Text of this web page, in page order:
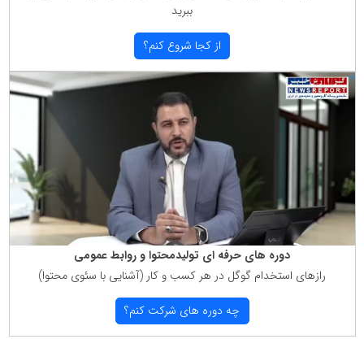
ببرید
از كجا شروع كنم؟
دوره های حرفه ای تولیدمحتوا و روابط عمومی
رازهای استخدام گوگل در هر كسب و كار (آشنایی با سئوی محتوا)
چه دوره های شركت كنم؟